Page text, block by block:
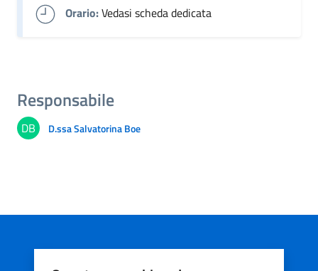
Orario:Vedasi scheda dedicata
Responsabile
DB D.ssa Salvatorina Boe